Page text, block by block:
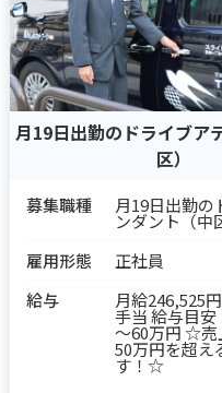
月19日出勤のドライブア
区）
募集職種 月19日出勤の
ンダント（中
雇用形態
正社員
給与
月給246,525
手当 給与目
～60万円 ☆売
50万円を超え
す！☆